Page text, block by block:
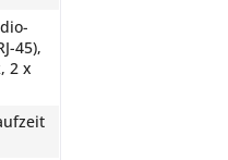
45),
2 x